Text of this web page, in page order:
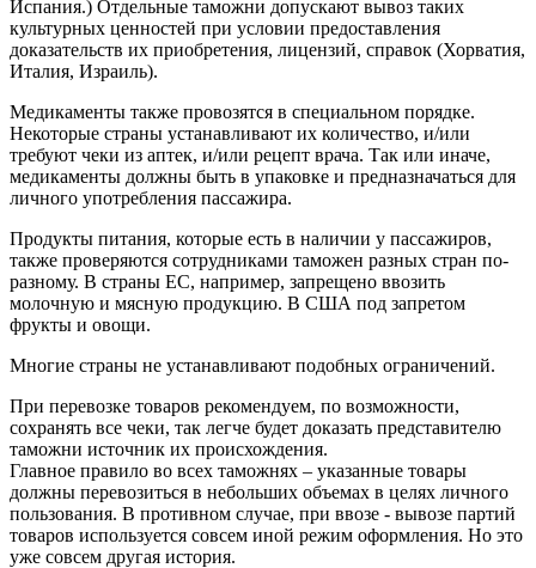
Испания.) Отдельные таможни допускают вывоз таких
культурных ценностей при условии предоставления
доказательств их приобретения, лицензий, справок (Хорватия,
Италия, Израиль).
Медикаменты также провозятся в специальном порядке.
Некоторые страны устанавливают их количество, и/или
требуют чеки из аптек, и/или рецепт врача. Так или иначе,
медикаменты должны быть в упаковке и предназначаться для
личного употребления пассажира.
Продукты питания, которые есть в наличии у пассажиров,
также проверяются сотрудниками таможен разных стран по-
разному. В страны ЕС, например, запрещено ввозить
молочную и мясную продукцию. В США под запретом
фрукты и овощи.
Многие страны не устанавливают подобных ограничений.
При перевозке товаров рекомендуем, по возможности,
сохранять все чеки, так легче будет доказать представителю
таможни источник их происхождения.
Главное правило во всех таможнях – указанные товары
должны перевозиться в небольших объемах в целях личного
пользования. В противном случае, при ввозе - вывозе партий
товаров используется совсем иной режим оформления. Но это
уже совсем другая история.